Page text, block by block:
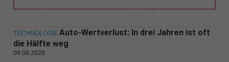
TECHNOLOGIE Auto-Wertverlust: In drei Jahren ist oft
die Hälfte weg
09.08.2026